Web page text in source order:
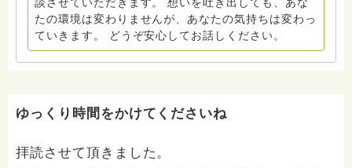
たの環境は変わりませんが、あなたの気持ちは変わっ
ていきます。 どうぞ安心してお話しください。
ゆっくり時間をかけてくださいね
拝読させて頂きました。